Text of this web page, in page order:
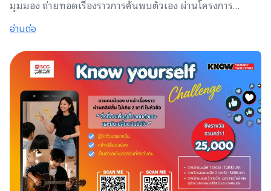
มุมมอง ถ่ายทอดเรื่องราวการค้นพบตัวเอง ผ่านโครงการ
ประกวดคลิปสั้น Know Yourself Challenge ภายใต้หัวข้อ “สิ่ง
เรื่องของความฝัน ความกลัว ความผิดพลาด หรือบทเรียนชีวิต
ทุกเรื่องราวเล็กๆ อาจกลายเป็นแรงบันดาลใจสำคัญให้ใครอีก
หลายคนได้กลับมาทบทวน เข้าใจ และรู้จักตัวเองมากขึ้นผ่าน
คลิปวิดีโอความยาวไม่เกิน 2 นาที มูลนิธิเอสซีจี เชื่อว่า Self-
Awareness หรือการรู้จักตัวเอง คือหนึ่งในทักษะสำคัญของคนรุ่น
ใหม่ในโลกที่เต็มไปด้วยความเปลี่ยนแปลงและแรงกดดัน
เพราะเมื่อเราเข้าใจความคิด ความรู้สึก และข้อจำกัดของตัวเอง
ได้ดีขึ้น ก็จะสามารถตัดสินใจวางเส้นทางชีวิต และเติบโตได้
อ่านต่อ